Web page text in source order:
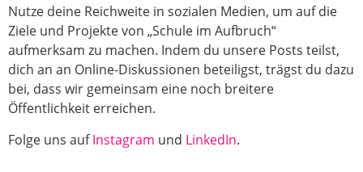
Nutze deine Reichweite in sozialen Medien, um auf die
Ziele und Projekte von „Schule im Aufbruch“
aufmerksam zu machen. Indem du unsere Posts teilst,
dich an an Online-Diskussionen beteiligst, trägst du dazu
bei, dass wir gemeinsam eine noch breitere
Öffentlichkeit erreichen.
Folge uns aufInstagram und LinkedIn.